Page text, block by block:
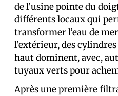
de l’usine pointe du
différents locaux qui
transformer l’eau de
l’extérieur, des
haut dominent, avec,
tuyaux verts pour
Après une première